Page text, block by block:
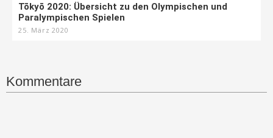
Tōkyō 2020: Übersicht zu den Olympischen und
Paralympischen Spielen
25. März 2020
Kommentare